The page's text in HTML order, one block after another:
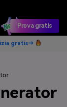
Prova gratis
gratis→